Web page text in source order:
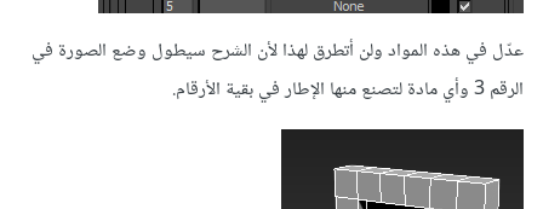
عدّل في هذه المواد ولن أتطرق لهذا لأن الشرح سيطول وضع الصورة في
الرقم 3 وأي مادة لتصنع منها الإطار في بقية الأرقام.